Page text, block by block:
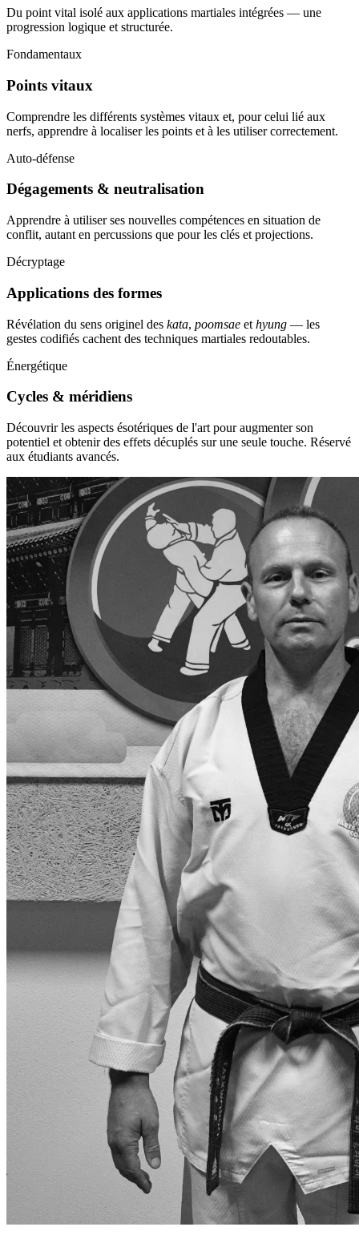
Du point vital isolé aux applications martiales intégrées — une
progression logique et structurée.
Fondamentaux
Points vitaux
Comprendre les différents systèmes vitaux et, pour celui lié aux
nerfs, apprendre à localiser les points et à les utiliser correctement.
Auto-défense
Dégagements & neutralisation
Apprendre à utiliser ses nouvelles compétences en situation de
conflit, autant en percussions que pour les clés et projections.
Décryptage
Applications des formes
Révélation du sens originel des kata, poomsae et hyung — les
gestes codifiés cachent des techniques martiales redoutables.
Énergétique
Cycles & méridiens
Découvrir les aspects ésotériques de l'art pour augmenter son
potentiel et obtenir des effets décuplés sur une seule touche. Réservé
aux étudiants avancés.